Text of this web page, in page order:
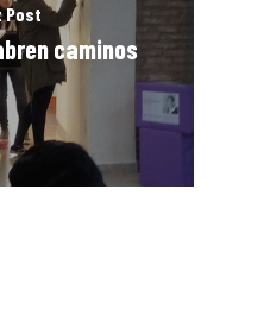
Post
caminos